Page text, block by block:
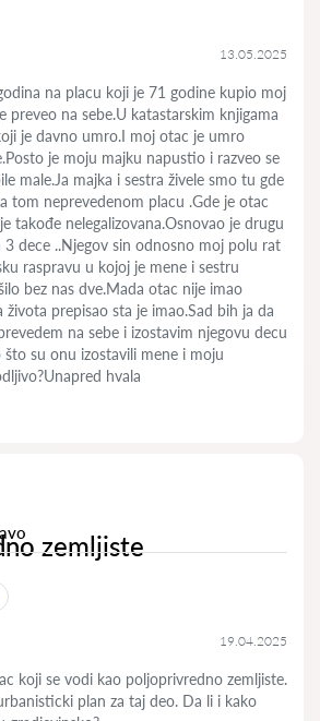
13.05.2025
na placu koji je 71 godine kupio moj
preveo na sebe.U katastarskim knjigama
je davno umro.I moj otac je umro
je moju majku napustio i razveo se
male.Ja majka i sestra živele smo tu gde
tom neprevedenom placu .Gde je otac
takođe nelegalizovana.Osnovao je drugu
dece ..Njegov sin odnosno moj polu rat
raspravu u kojoj je mene i sestru
bez nas dve.Mada otac nije imao
života prepisao sta je imao.Sad bih ja da
na sebe i izostavim njegovu decu
što su onu izostavili mene i moju
hvala
zemljiste
19.04.2025
koji se vodi kao poljoprivredno zemljiste.
plan za taj deo. Da li i kako